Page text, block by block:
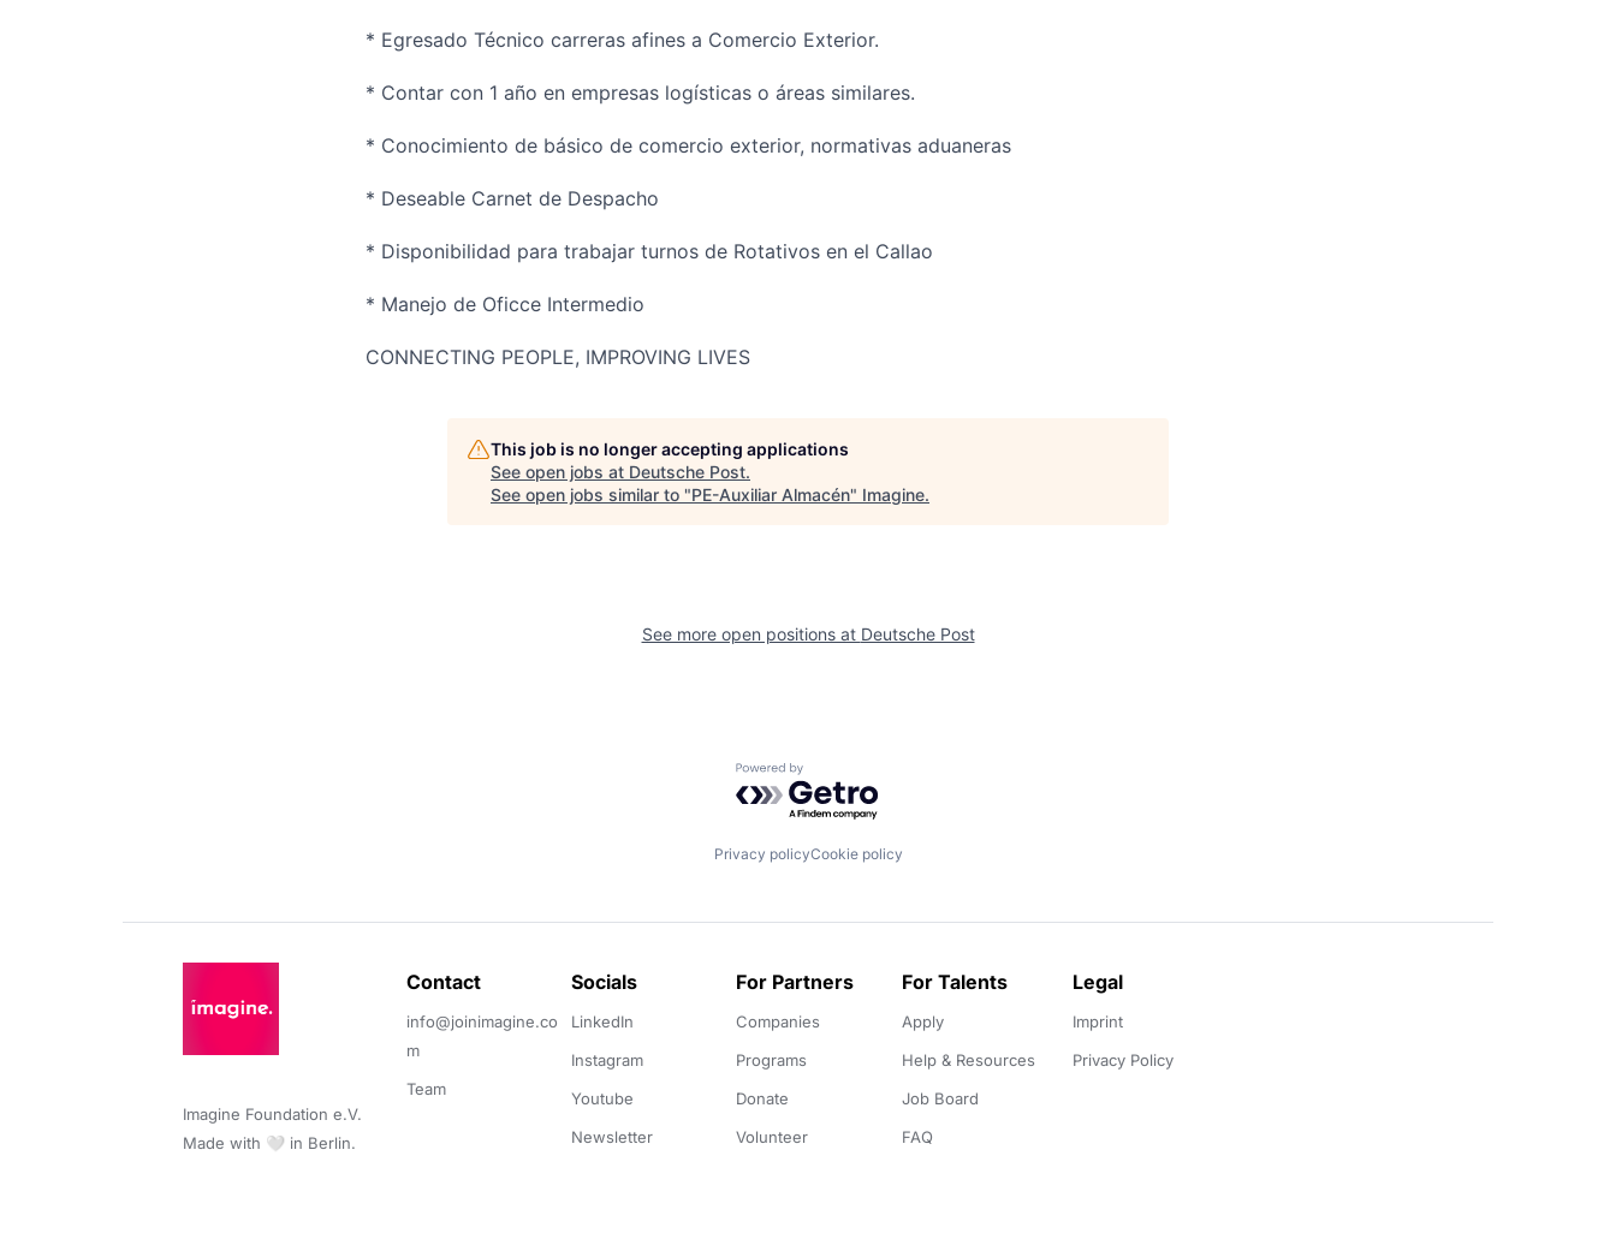
* Egresado Técnico carreras afines a Comercio Exterior.
* Contar con 1 año en empresas logísticas o áreas similares.
* Conocimiento de básico de comercio exterior, normativas aduaneras
* Deseable Carnet de Despacho
* Disponibilidad para trabajar turnos de Rotativos en el Callao
* Manejo de Oficce Intermedio
CONNECTING PEOPLE, IMPROVING LIVES
This job is no longer accepting applications
See open jobs at Deutsche Post.
See open jobs similar to "PE-Auxiliar Almacén" Imagine.
See more open positions at Deutsche Post
Powered by Getro.com
Privacy policyCookie policy
Imagine Foundation e.V.
Made with 🤍 in Berlin.
Contact
info@joinimagine.co
m
Team
Socials
LinkedIn
Instagram
Youtube
Newsletter
For Partners
Companies
Programs
Donate
Volunteer
For Talents
Apply
Help & Resources
Job Board
FAQ
Legal
Imprint
Privacy Policy